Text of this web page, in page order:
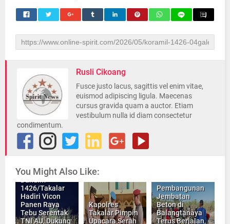
Rusli Cikoang
Fusce justo lacus, sagittis vel enim vitae,
euismod adipiscing ligula. Maecenas
cursus gravida quam a auctor. Etiam
vestibulum nulla id diam consectetur
condimentum.
You Might Also Like:
Dandim
1426/Takalar
Hadiri Vicon
Panen Raya
Tebu Serentak
TNI AU, Dukung
Kapolres
Takalar Pimpin
Upacara Serah
Pembangunan
Jembatan
Beton di
Balangtanaya
Terus Berjalan,